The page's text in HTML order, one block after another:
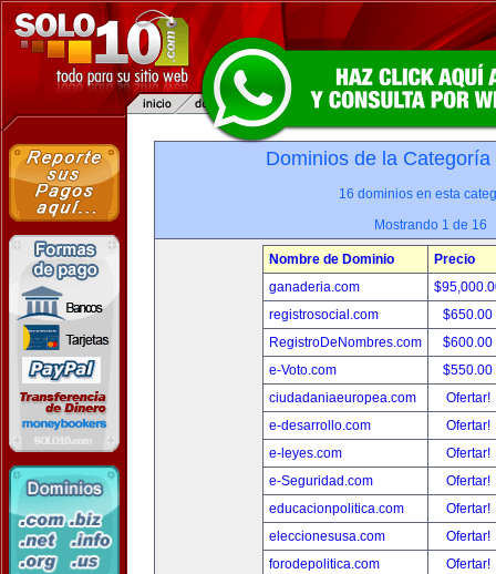
Dominios de la
16 dominios en esta
Mostrando 1 de 16
Nombre de Dominio
Precio
ganaderia.com
registrosocial.com
$650.00
RegistroDeNombres.com
$600.00
e-Voto.com
$550.00
ciudadaniaeuropea.com
Ofertar!
e-desarrollo.com
Ofertar!
e-leyes.com
Ofertar!
e-Seguridad.com
Ofertar!
educacionpolitica.com
Ofertar!
eleccionesusa.com
Ofertar!
forodepolitica.com
Ofertar!